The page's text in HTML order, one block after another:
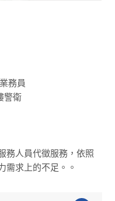
務員
警衛
務人員代徵服務，依照
需求上的不足。。